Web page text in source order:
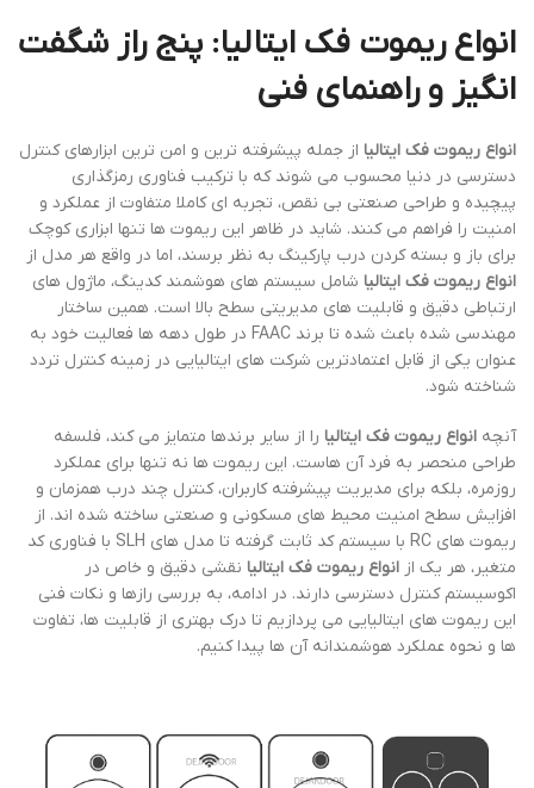
انواع ریموت فک ایتالیا: پنج راز شگفت
انگیز و راهنمای فنی
انواع ریموت فک ایتالیا از جمله پیشرفته ترین و امن ترین ابزارهای کنترل
دسترسی در دنیا محسوب می شوند که با ترکیب فناوری رمزگذاری
پیچیده و طراحی صنعتی بی نقص، تجربه ای کاملا متفاوت از عملکرد و
امنیت را فراهم می کنند. شاید در ظاهر این ریموت ها تنها ابزاری کوچک
برای باز و بسته کردن درب پارکینگ به نظر برسند، اما در واقع هر مدل از
انواع ریموت فک ایتالیا شامل سیستم های هوشمند کدینگ، ماژول های
ارتباطی دقیق و قابلیت های مدیریتی سطح بالا است. همین ساختار
مهندسی شده باعث شده تا برند FAAC در طول دهه ها فعالیت خود به
عنوان یکی از قابل اعتمادترین شرکت های ایتالیایی در زمینه کنترل تردد
شناخته شود.
آنچه انواع ریموت فک ایتالیا را از سایر برندها متمایز می کند، فلسفه
طراحی منحصر به فرد آن هاست. این ریموت ها نه تنها برای عملکرد
روزمره، بلکه برای مدیریت پیشرفته کاربران، کنترل چند درب همزمان و
افزایش سطح امنیت محیط های مسکونی و صنعتی ساخته شده اند. از
ریموت های RC با سیستم کد ثابت گرفته تا مدل های SLH با فناوری کد
متغیر، هر یک از انواع ریموت فک ایتالیا نقشی دقیق و خاص در
اکوسیستم کنترل دسترسی دارند. در ادامه، به بررسی رازها و نکات فنی
این ریموت های ایتالیایی می پردازیم تا درک بهتری از قابلیت ها، تفاوت
ها و نحوه عملکرد هوشمندانه آن ها پیدا کنیم.